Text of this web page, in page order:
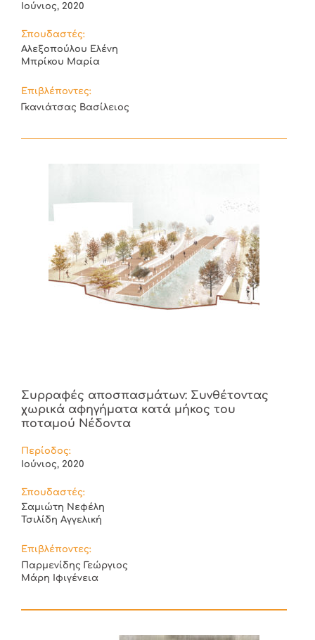
Ιούνιος, 2020
Σπουδαστές:
Αλεξοπούλου Ελένη
Μπρίκου Μαρία
Επιβλέποντες:
Γκανιάτσας Βασίλειος
Συρραφές αποσπασμάτων: Συνθέτοντας
χωρικά αφηγήματα κατά μήκος του
ποταμού Νέδοντα
Περίοδος:
Ιούνιος, 2020
Σπουδαστές:
Σαμιώτη Νεφέλη
Τσιλίδη Αγγελική
Επιβλέποντες:
Παρμενίδης Γεώργιος
Μάρη Ιφιγένεια